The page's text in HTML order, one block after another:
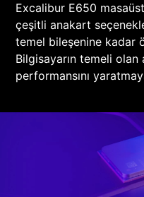
Excalibur E650
çeşitli anakart
temel bileşenine kadar
Bilgisayarın temeli olan
performansını